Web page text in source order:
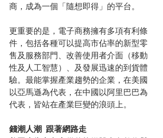
商，成為一個「隨想即得」的平台。
更重要的是，電子商務擁有多項有利條
件，包括各種可以提高市佔率的新型零
售及服務部門、改善使用者介面（移動
性及人工智慧）、及發展迅速的到貨體
驗。最能掌握產業趨勢的企業，在美國
以亞馬遜為代表，在中國以阿里巴巴為
代表，皆站在產業巨變的浪頭上。
錢潮人潮  跟著網路走